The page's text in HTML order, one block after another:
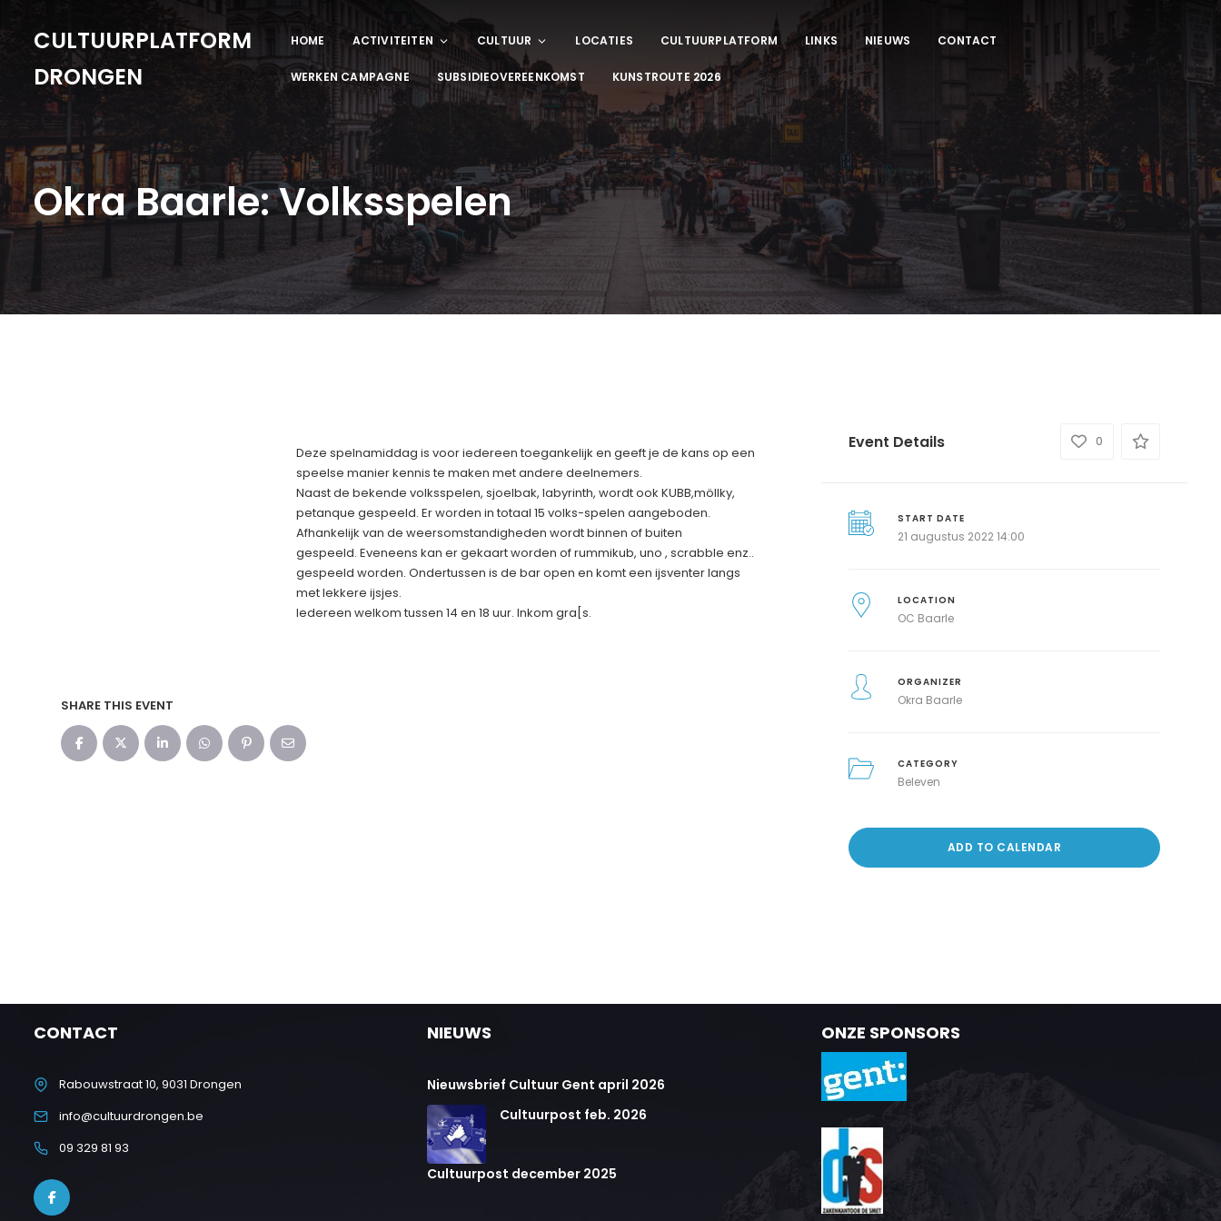
CULTUURPLATFORM
DRONGEN
HOME ACTIVITEITEN CULTUUR LOCATIES CULTUURPLATFORM LINKS NIEUWS CONTACT
WERKEN CAMPAGNE SUBSIDIEOVEREENKOMST KUNSTROUTE 2026
Okra Baarle: Volksspelen
Deze spelnamiddag is voor iedereen toegankelijk en geeft je de kans op een
speelse manier kennis te maken met andere deelnemers.
Naast de bekende volksspelen, sjoelbak, labyrinth, wordt ook KUBB,möllky,
petanque gespeeld. Er worden in totaal 15 volks-spelen aangeboden.
Afhankelijk van de weersomstandigheden wordt binnen of buiten
gespeeld. Eveneens kan er gekaart worden of rummikub, uno , scrabble enz..
gespeeld worden. Ondertussen is de bar open en komt een ijsventer langs
met lekkere ijsjes.
Iedereen welkom tussen 14 en 18 uur. Inkom gra[s.
SHARE THIS EVENT
Event Details 0
START DATE
21 augustus 2022 14:00
LOCATION
OC Baarle
ORGANIZER
Okra Baarle
CATEGORY
Beleven
ADD TO CALENDAR
CONTACT
Rabouwstraat 10, 9031 Drongen
info@cultuurdrongen.be
09 329 81 93
NIEUWS
Nieuwsbrief Cultuur Gent april 2026
Cultuurpost feb. 2026
Cultuurpost december 2025
ONZE SPONSORS